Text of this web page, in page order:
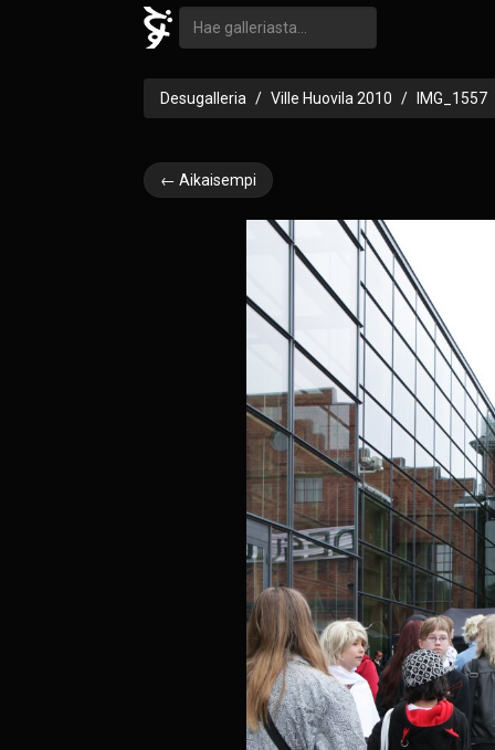
Desugalleria Ville Huovila 2010 IMG_1557
← Aikaisempi